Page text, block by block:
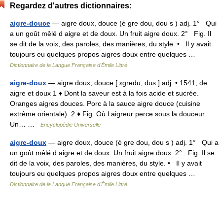
Regardez d'autres dictionnaires:
aigre-douce — aigre doux, douce (è gre dou, dou s ) adj. 1° Qui
a un goût mêlé d aigre et de doux. Un fruit aigre doux. 2° Fig. Il
se dit de la voix, des paroles, des manières, du style. • Il y avait
toujours eu quelques propos aigres doux entre quelques …
Dictionnaire de la Langue Française d'Émile Littré
aigre-doux — aigre doux, douce [ ɛgrədu, dus ] adj. • 1541; de
aigre et doux 1 ♦ Dont la saveur est à la fois acide et sucrée.
Oranges aigres douces. Porc à la sauce aigre douce (cuisine
extrême orientale). 2 ♦ Fig. Où l aigreur perce sous la douceur.
Un… …
Encyclopédie Universelle
aigre-doux — aigre doux, douce (è gre dou, dou s ) adj. 1° Qui a
un goût mêlé d aigre et de doux. Un fruit aigre doux. 2° Fig. Il se
dit de la voix, des paroles, des manières, du style. • Il y avait
toujours eu quelques propos aigres doux entre quelques …
Dictionnaire de la Langue Française d'Émile Littré